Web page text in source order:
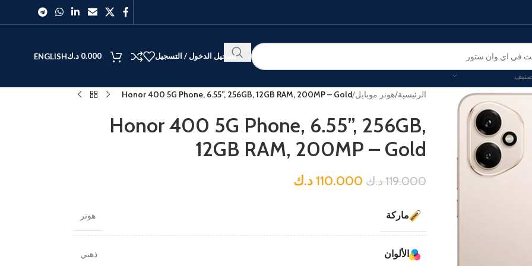
تسجيل الدخول / التسجيل 0.000 د.كENGLISH
الرئيسية/هونر موبايل/
Honor 400 5G Phone, 6.55”, 256GB, 12GB RAM, 200MP – Gold
Honor 400 5G Phone, 6.55”, 256GB,
12GB RAM, 200MP – Gold
119.000د.ك 110.000د.ك
ماركة هونر
الألوان ذهبي